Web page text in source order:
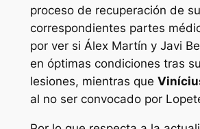
proceso de recuperación de
correspondientes partes
por ver si Álex Martín y Javi
en óptimas condiciones tras
lesiones, mientras que
al no ser convocado por